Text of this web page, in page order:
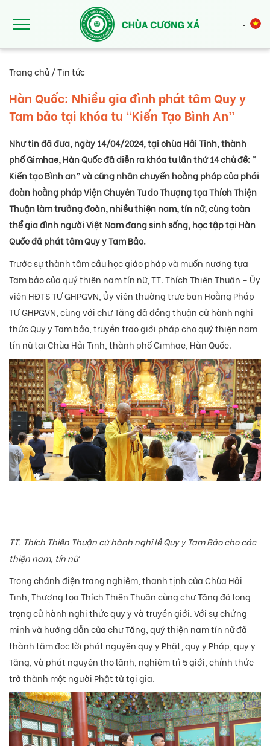
Trang chủ /Tin tức
Hàn Quốc: Nhiều gia đình phát tâm Quy y
Tam bảo tại khóa tu “Kiến Tạo Bình An”
Như tin đã đưa, ngày 14/04/2024, tại chùa Hải Tinh, thành
phố Gimhae, Hàn Quốc đã diễn ra khóa tu lần thứ 14 chủ đề: “
Kiến tạo Bình an” và cũng nhân chuyến hoằng pháp của phái
đoàn hoằng pháp Viện Chuyên Tu do Thượng tọa Thích Thiện
Thuận làm trưởng đoàn, nhiều thiện nam, tín nữ, cùng toàn
thể gia đình người Việt Nam đang sinh sống, học tập tại Hàn
Quốc đã phát tâm Quy y Tam Bảo.
Trước sự thành tâm cầu học giáo pháp và muốn nương tựa
Tam bảo của quý thiện nam tín nữ, TT. Thích Thiện Thuận – Ủy
viên HĐTS TƯ GHPGVN, Ủy viên thường trực ban Hoằng Pháp
TƯ GHPGVN, cùng với chư Tăng đã đồng thuận cử hành nghi
thức Quy y Tam bảo, truyền trao giới pháp cho quý thiện nam
tín nữ tại Chùa Hải Tinh, thành phố Gimhae, Hàn Quốc.
TT. Thích Thiện Thuận cử hành nghi lễ Quy y Tam Bảo cho các
thiện nam, tín nữ
Trong chánh điện trang nghiêm, thanh tịnh của Chùa Hải
Tinh, Thượng tọa Thích Thiện Thuận cùng chư Tăng đã long
trọng cử hành nghi thức quy y và truyền giới. Với sự chứng
minh và hướng dẫn của chư Tăng, quý thiện nam tín nữ đã
thành tâm đọc lời phát nguyện quy y Phật, quy y Pháp, quy y
Tăng, và phát nguyện thọ lãnh, nghiêm trì 5 giới, chính thức
trở thành một người Phật tử tại gia.